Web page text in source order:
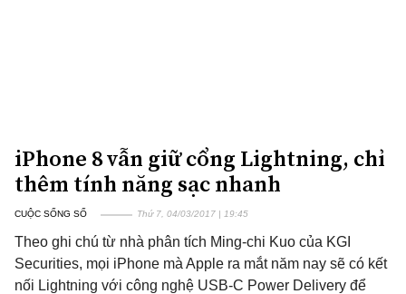
iPhone 8 vẫn giữ cổng Lightning, chỉ
thêm tính năng sạc nhanh
CUỘC SỐNG SỐ Thứ 7, 04/03/2017 | 19:45
Theo ghi chú từ nhà phân tích Ming-chi Kuo của KGI
Securities, mọi iPhone mà Apple ra mắt năm nay sẽ có kết
nối Lightning với công nghệ USB-C Power Delivery để